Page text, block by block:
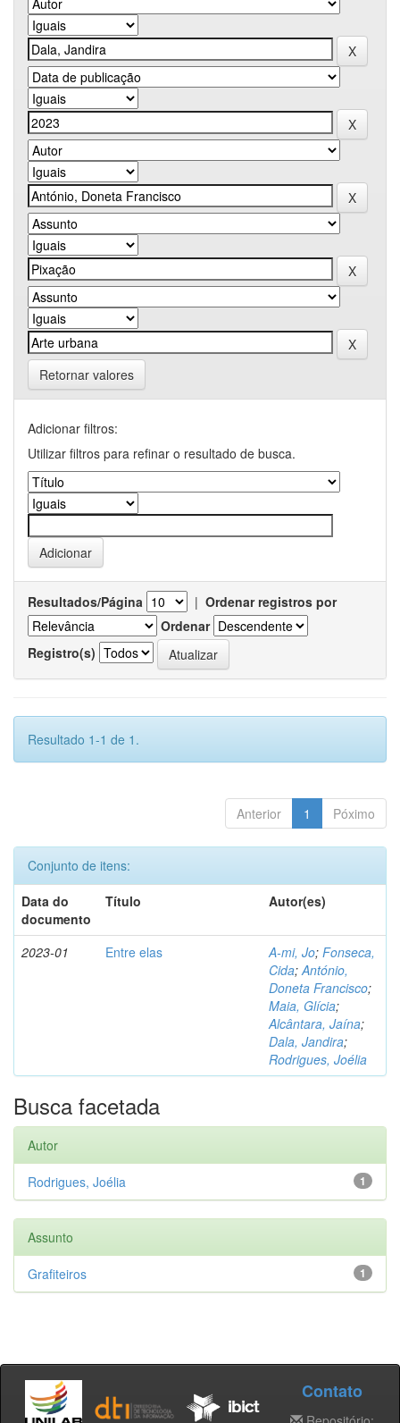
Retornar valores
Adicionar filtros:
Utilizar filtros para refinar o resultado de busca.
Resultados/Página | Ordenar registros por
Ordenar
Registro(s)
Resultado 1-1 de 1.
Anterior 1 Póximo
Conjunto de itens:
Data do
documento
Título Autor(es)
2023-01 Entre elas A-mi, Jo; Fonseca,
Cida;António,
Doneta Francisco;
Maia, Glícia;
Alcântara, Jaína;
Dala, Jandira;
Rodrigues, Joélia
Busca facetada
Autor
1
Rodrigues, Joélia
Assunto
1
Grafiteiros
Contato